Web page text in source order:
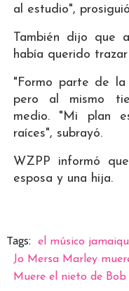
al estudio",
También dijo que
había querido
"Formo parte de
pero al mismo
medio. "Mi plan
raíces", subrayó.
WZPP informó
esposa y una hija.
Tags:
el músico
Jo Mersa Marley
Muere el nieto de